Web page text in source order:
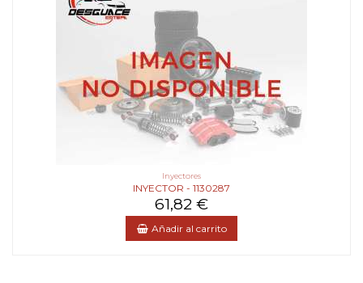
Inyectores
INYECTOR - 1130287
61,82 €
Añadir al carrito